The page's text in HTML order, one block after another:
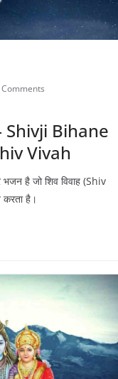
Shivji Bihane
Vivah
भजन है जो शिव विवाह (Shiv
है।